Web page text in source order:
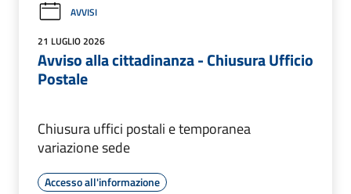
AVVISI
21 LUGLIO 2026
Avviso alla cittadinanza - Chiusura Ufficio
Postale
Chiusura uffici postali e temporanea
variazione sede
Accesso all'informazione